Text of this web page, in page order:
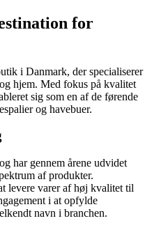
for
i Danmark, der specialiserer
hjem. Med fokus på kvalitet
sig som en af de førende
og havebuer.
har gennem årene udvidet
af produkter.
levere varer af høj kvalitet til
i at opfylde
navn i branchen.